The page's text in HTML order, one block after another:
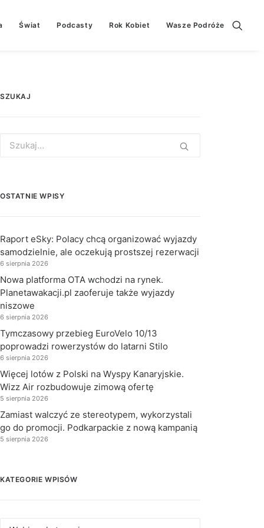
Świat Podcasty Rok Kobiet Wasze Podróże
SZUKAJ
for:
OSTATNIE WPISY
Raport eSky: Polacy chcą organizować wyjazdy
samodzielnie, ale oczekują prostszej rezerwacji
6 sierpnia 2026
Nowa platforma OTA wchodzi na rynek.
Planetawakacji.pl zaoferuje także wyjazdy
niszowe
6 sierpnia 2026
Tymczasowy przebieg EuroVelo 10/13
poprowadzi rowerzystów do latarni Stilo
6 sierpnia 2026
Więcej lotów z Polski na Wyspy Kanaryjskie.
Wizz Air rozbudowuje zimową ofertę
5 sierpnia 2026
Zamiast walczyć ze stereotypem, wykorzystali
go do promocji. Podkarpackie z nową kampanią
5 sierpnia 2026
KATEGORIE WPISÓW
Kategorie